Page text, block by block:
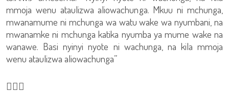
mmoja wenu ataulizwa aliowachunga. Mkuu ni mchunga,
mwanamume ni mchunga wa watu wake wa nyumbani, na
mwanamke ni mchunga katika nyumba ya mume wake na
wanawe. Basi nyinyi nyote ni wachunga, na kila mmoja
wenu ataulizwa aliowachunga”
